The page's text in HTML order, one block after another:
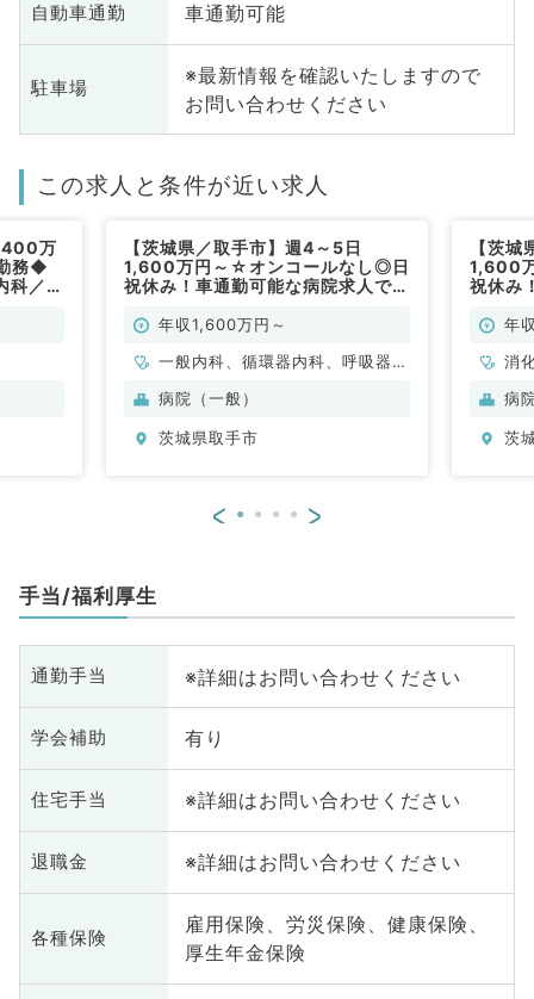
自動車通勤 車通勤可能
駐車場
※最新情報を確認いたしますので
お問い合わせください
この求人と条件が近い求人
万
務◆
科／常
【茨城県／取手市】週4～5日
1,600万円～☆オンコールなし◎日
祝休み！車通勤可能な病院求人です
年収1,600万円～
一般内科、循環器内科、呼吸器内
科、消化器内科、内分泌・代謝内
病院（一般）
茨城県取手市
【茨
1,600
祝休み
年
消
病
茨
< >
手当/福利厚生
通勤手当 ※詳細はお問い合わせください
学会補助 有り
住宅手当 ※詳細はお問い合わせください
退職金 ※詳細はお問い合わせください
各種保険
雇用保険、労災保険、健康保険、
厚生年金保険